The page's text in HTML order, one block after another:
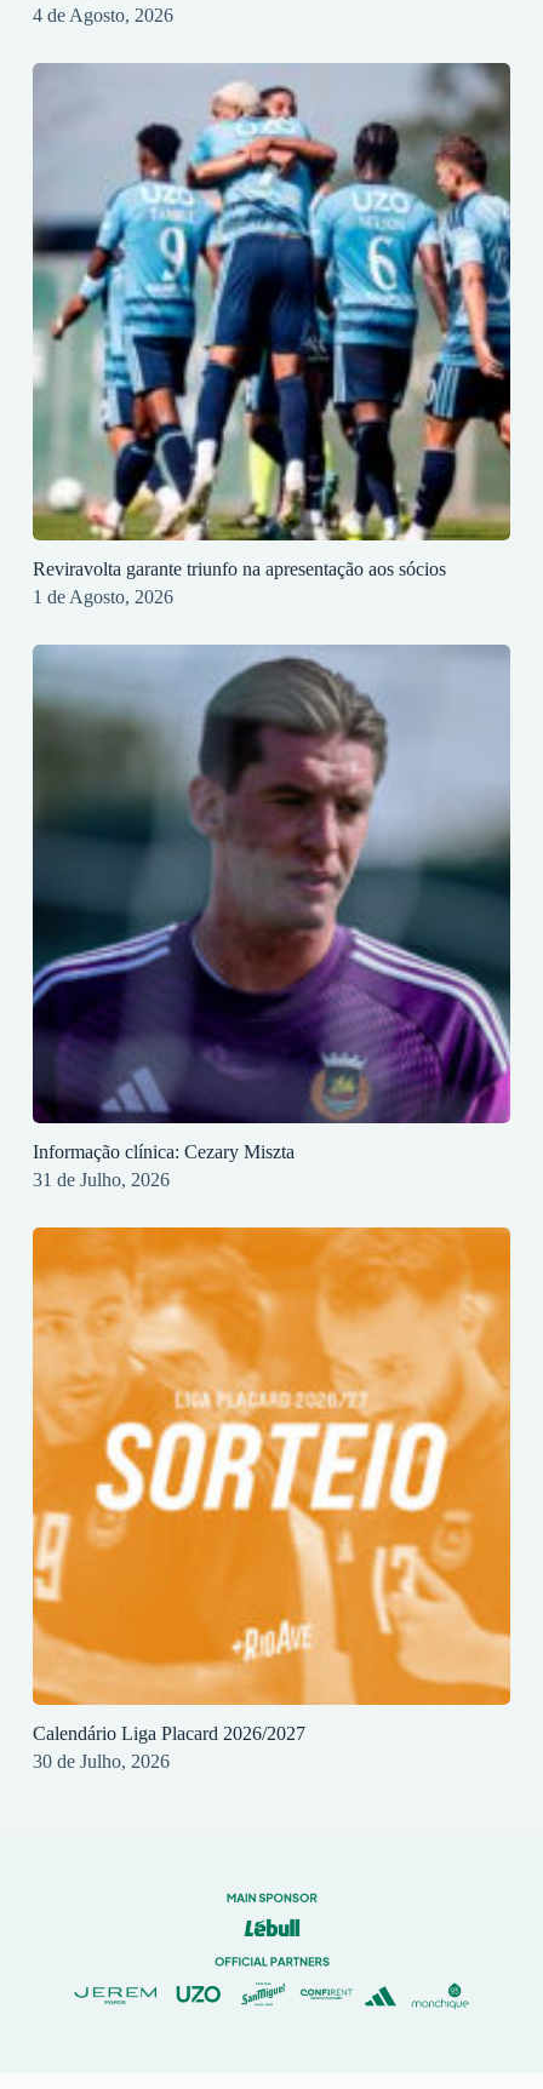
4 de Agosto, 2026
Reviravolta garante triunfo na apresentação aos sócios
1 de Agosto, 2026
Informação clínica: Cezary Miszta
31 de Julho, 2026
Calendário Liga Placard 2026/2027
30 de Julho, 2026